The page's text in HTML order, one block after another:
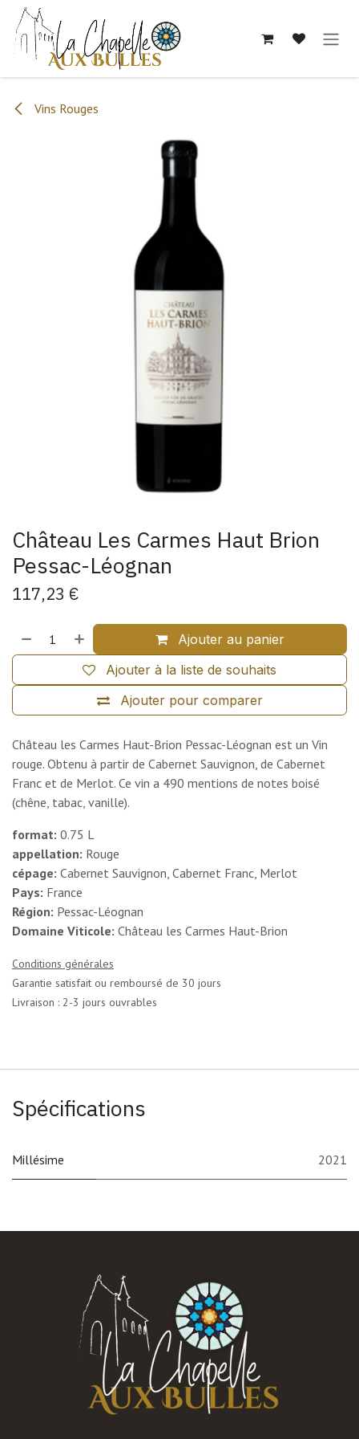
Se rendre au contenu
Vins Rouges
Château Les Carmes Haut Brion
Pessac-Léognan
117,23 €
Ajouter au panier
Ajouter pour comparer
Ajouter à la liste de souhaits
Château les Carmes Haut-Brion Pessac-Léognan est un Vin
rouge. Obtenu à partir de Cabernet Sauvignon, de Cabernet
Franc et de Merlot. Ce vin a 490 mentions de notes boisé
(chêne, tabac, vanille).
format: 0.75 L
appellation: Rouge
cépage: Cabernet Sauvignon, Cabernet Franc, Merlot
Pays: France
Région: Pessac-Léognan
Domaine Viticole: Château les Carmes Haut-Brion
Conditions générales
Garantie satisfait ou remboursé de 30 jours
Livraison : 2-3 jours ouvrables
Spécifications
Millésime 2021